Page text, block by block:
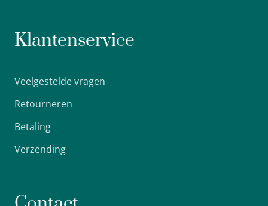
Klantenservice
Veelgestelde vragen
Retourneren
Betaling
Verzending